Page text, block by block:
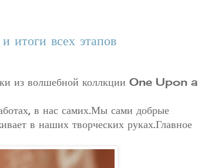
всех этапов
из волшебной коллкции One Upon a
в нас самих.Мы сами добрые
в наших творческих руках.Главное